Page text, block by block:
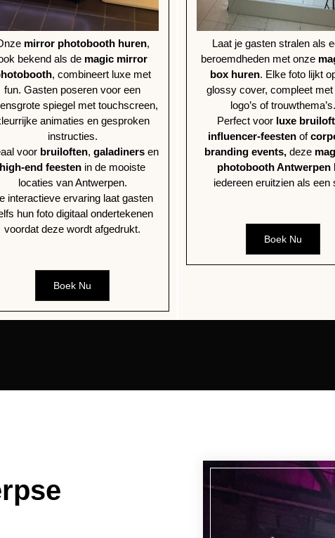
mirror photobooth huren,
bekend als de magic mirror
, combineert luxe met
fun. Gasten poseren voor een
spiegel met touchscreen,
animaties en gesproken
instructies.
voor bruiloften, galadinersen
high-end feesten in de mooiste
locaties van Antwerpen.
interactieve ervaring laat gasten
hun foto digitaal ondertekenen
voordat deze wordt afgedrukt.
Boek Nu
Laat je gasten stralen als
beroemdheden met onze
box huren. Elke foto lijkt
glossy cover, compleet met
logo’s of trouwthema’s.
Perfect voor luxe
influencer-feesten of
branding events, deze
photobooth Antwerpen
iedereen eruitzien als een
Boek Nu